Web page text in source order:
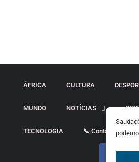
ÁFRICA CULTURA
MUNDO NOTÍCIAS
TECNOLOGIA 📞 Contactos